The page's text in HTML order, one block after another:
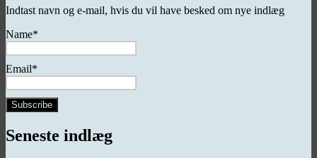
Indtast navn og e-mail, hvis du vil have besked om nye indlæg
Name*
Email*
Seneste indlæg